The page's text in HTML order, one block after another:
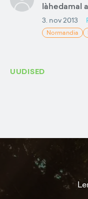
làhedamal
3. nov 2013
Normandia
UUDISED